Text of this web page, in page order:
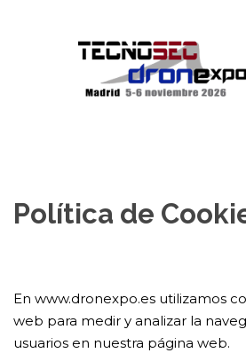
Política de
En www.dronexpo.es utilizamos
web para medir y analizar la
usuarios en nuestra página web.